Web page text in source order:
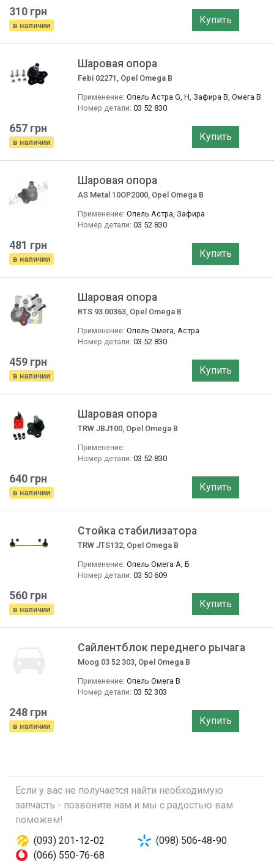
310 грн
в наличии Купить
Шаровая опора
Febi 02271, Opel Omega B
Применение: Опель Астра G, H, Зафира B, Омега B
Номер детали: 03 52 830
657 грн
в наличии Купить
Шаровая опора
AS Metal 10OP2000, Opel Omega B
Применение: Опель Астра, Зафира
Номер детали: 03 52 830
481 грн
в наличии Купить
Шаровая опора
RTS 93.00363, Opel Omega B
Применение: Опель Омега, Астра
Номер детали: 03 52 830
459 грн
в наличии Купить
Шаровая опора
TRW JBJ100, Opel Omega B
Применение:
Номер детали: 03 52 830
640 грн
в наличии Купить
Стойка стабилизатора
TRW JTS132, Opel Omega B
Применение: Опель Омега А, Б
Номер детали: 03 50 609
560 грн
в наличии Купить
Сайлентблок переднего рычага
Moog 03 52 303, Opel Omega B
Применение: Опель Омега B
Номер детали: 03 52 303
248 грн
в наличии Купить
Если у вас не получается найти необходимую
запчасть - позвоните нам и мы с радостью вам
поможем!
(093) 201-12-02
(098) 506-48-90
(066) 550-76-68